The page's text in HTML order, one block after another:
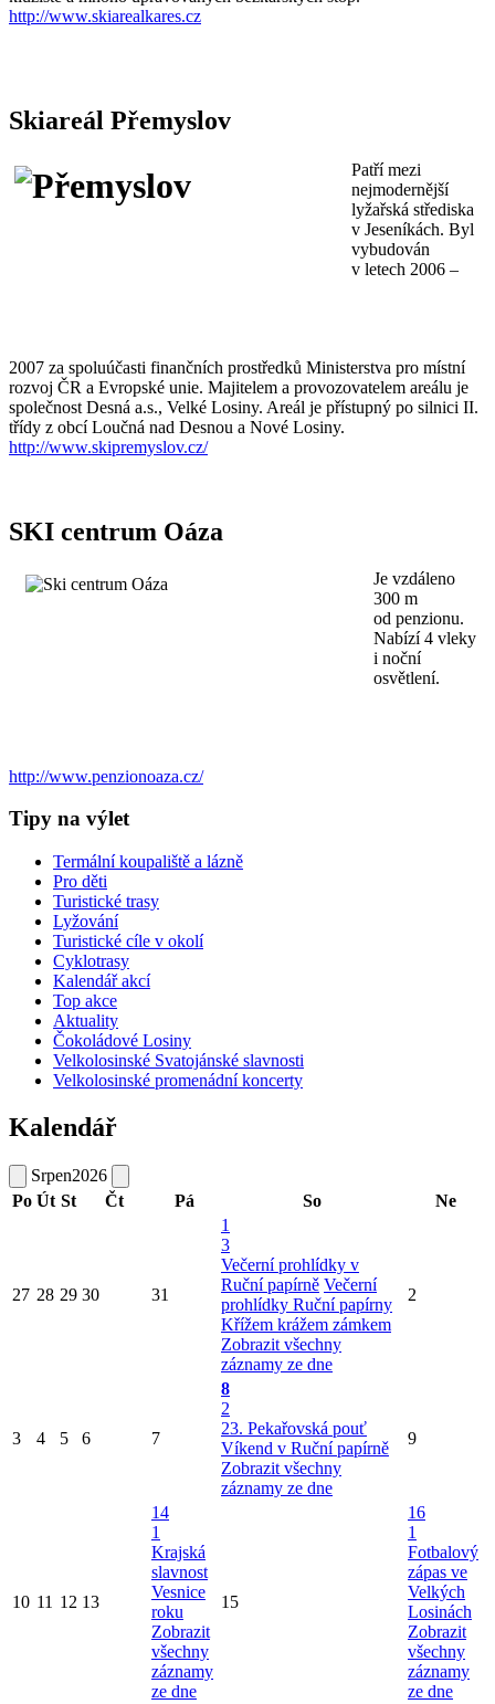
http://www.skiarealkares.cz
Skiareál Přemyslov
Patří mezi
nejmodernější
lyžařská střediska
v Jeseníkách. Byl
vybudován
v letech 2006 –
2007 za spoluúčasti finančních prostředků Ministerstva pro místní
rozvoj ČR a Evropské unie. Majitelem a provozovatelem areálu je
společnost Desná a.s., Velké Losiny. Areál je přístupný po silnici II.
třídy z obcí Loučná nad Desnou a Nové Losiny.
http://www.skipremyslov.cz/
SKI centrum Oáza
Je vzdáleno
300 m
od penzionu.
Nabízí 4 vleky
i noční
osvětlení.
http://www.penzionoaza.cz/
Tipy na výlet
Termální koupaliště a lázně
Pro děti
Turistické trasy
Lyžování
Turistické cíle v okolí
Cyklotrasy
Kalendář akcí
Top akce
Aktuality
Čokoládové Losiny
Velkolosinské Svatojánské slavnosti
Velkolosinské promenádní koncerty
Kalendář
Srpen2026
Po Út St Čt Pá So Ne
27 28 29 30 31
1
3
Večerní prohlídky v
Ruční papírně Večerní
prohlídky Ruční papírny
Křížem krážem zámkem
Zobrazit všechny
záznamy ze dne
2
3 4 5 6 7
8
2
23. Pekařovská pouť
Víkend v Ruční papírně
Zobrazit všechny
záznamy ze dne
9
10 11 12 13
14
1
Krajská
slavnost
Vesnice
roku
Zobrazit
všechny
záznamy
ze dne
15
16
1
Fotbalový
zápas ve
Velkých
Losinách
Zobrazit
všechny
záznamy
ze dne